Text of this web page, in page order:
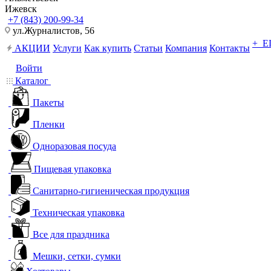
Ижевск
+7 (843) 200-99-34
ул.Журналистов, 56
АКЦИИ Услуги Как купить Статьи Компания Контакты +
Войти
Каталог
Пакеты
Пленки
Одноразовая посуда
Пищевая упаковка
Санитарно-гигиеническая продукция
Техническая упаковка
Все для праздника
Мешки, сетки, сумки